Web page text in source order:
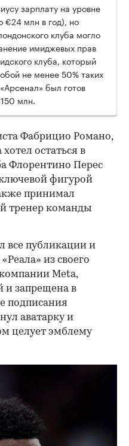
зарплату на уровне
€24 млн в год), но
клуба могло
имиджевых прав
клуба, который
не менее 50% таких
был готов
млн.
Фабрицио Романо,
остаться в
Флорентино Перес
фигурой
принимал
тренер команды
все публикации и
из своего
Meta,
и запрещена в
подписания
аватарку и
целует эмблему